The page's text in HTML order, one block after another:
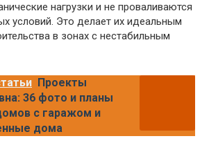
нагрузки и не проваливаются
условий. Это делает их идеальным
в зонах с нестабильным
Проекты
36 фото и планы
с гаражом и
дома